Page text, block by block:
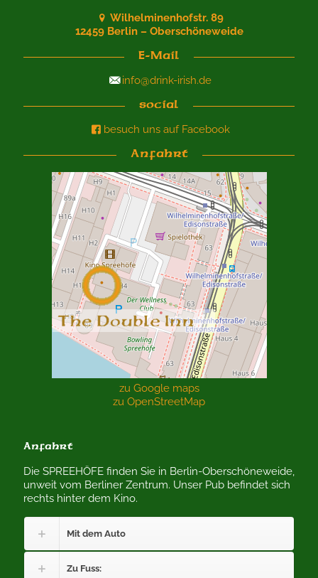
Wilhelminenhofstr. 89
12459 Berlin – Oberschöneweide
E-Mail
info@drink-irish.de
social
besuch uns auf Facebook
Anfahrt
zu Google maps
zu OpenStreetMap
Anfahrt
Die SPREEHÖFE finden Sie in Berlin-Oberschöneweide,
unweit vom Berliner Zentrum. Unser Pub befindet sich
rechts hinter dem Kino.
Mit dem Auto
Zu Fuss: